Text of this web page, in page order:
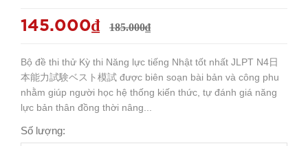
145.000₫ 185.000₫
Bộ đề thi thử Kỳ thi Năng lực tiếng Nhật tốt nhất JLPT N4日
本能力試験ベスト模試 được biên soạn bài bản và công phu
nhằm giúp người học hệ thống kiến thức, tự đánh giá năng
lực bản thân đồng thời nâng...
Số lượng: